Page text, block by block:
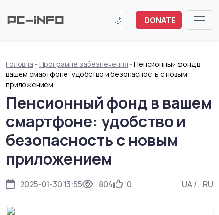
🌙 DONATE
Головна - Програмне забезпечення -Пенсионный фонд в
вашем смартфоне: удобство и безопасность с новым
приложением
Пенсионный фонд в вашем
смартфоне: удобство и
безопасность с новым
приложением
2025-01-30 13:55 804 0 UA/ RU